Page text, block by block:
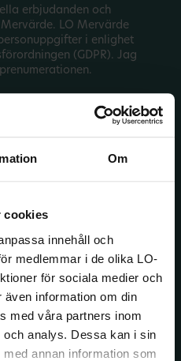
Om
cookies
innehåll och
medlemmar i de olika LO-
för sociala medier och
information om din
med våra partners inom
analys. Dessa kan i sin
annan information som
erbjudanden och
LO Mervärde
i enlighet
(GDPR). Jag